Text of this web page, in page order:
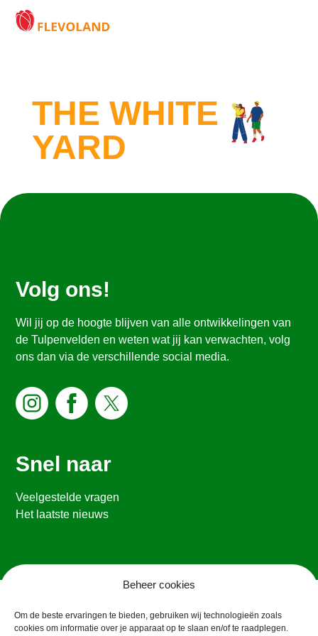
Beheer cookies
Om de beste ervaringen te bieden, gebruiken wij technologieën zoals
cookies om informatie over je apparaat op te slaan en/of te raadplegen.
THE WHITE
YARD
Volg ons!
Wil jij op de hoogte blijven van alle ontwikkelingen van
de Tulpenvelden en weten wat jij kan verwachten, volg
ons dan via de verschillende social media.
Snel naar
Veelgestelde vragen
Het laatste nieuws